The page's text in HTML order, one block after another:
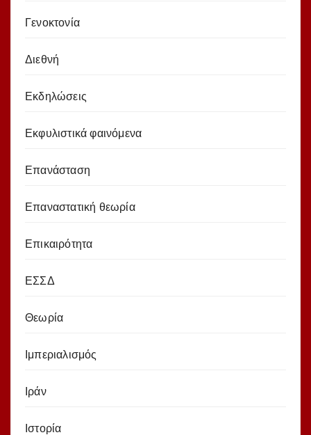
Γενοκτονία
Διεθνή
Εκδηλώσεις
Εκφυλιστικά φαινόμενα
Επανάσταση
Επαναστατική θεωρία
Επικαιρότητα
ΕΣΣΔ
Θεωρία
Ιμπεριαλισμός
Ιράν
Ιστορία